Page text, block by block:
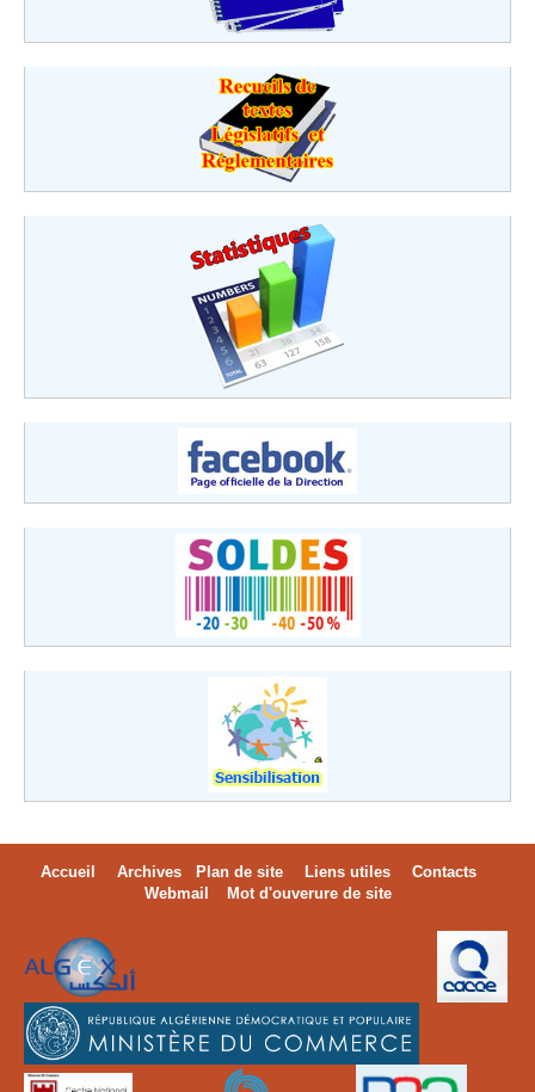
Accueil Archives Plan de site Liens utiles
Contacts
Webmail
Mot d'ouverure de site